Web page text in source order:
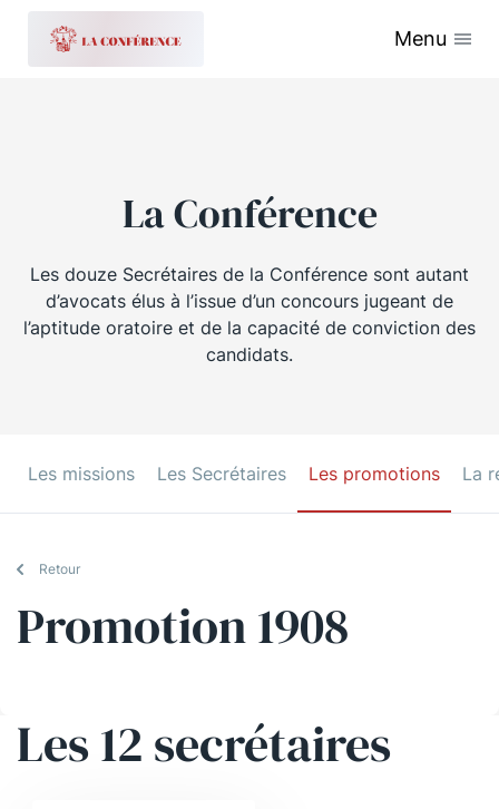
Menu
La Conférence
Les douze Secrétaires de la Conférence sont autant
d’avocats élus à l’issue d’un concours jugeant de
l’aptitude oratoire et de la capacité de conviction des
candidats.
Les missions Les Secrétaires Les promotions La
Retour
Promotion 1908
Les 12 secrétaires